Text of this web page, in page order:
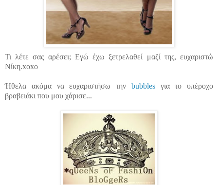
Τι λέτε σας αρέσει; Εγώ έχω ξετρελαθεί μαζί της, ευχαριστώ
Νίκη.xoxo
Ήθελα ακόμα να ευχαριστήσω την bubblesγια το υπέροχο
βραβειάκι που μου χάρισε...